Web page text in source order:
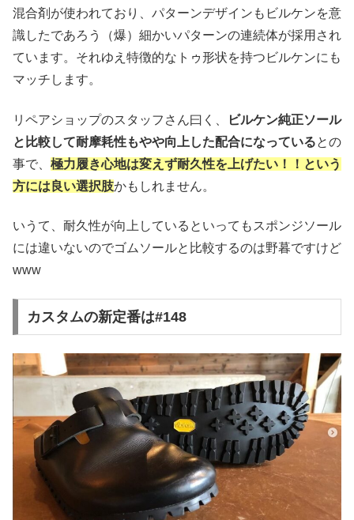
混合剤が使われており、パターンデザインもビルケンを意
識したであろう（爆）細かいパターンの連続体が採用され
ています。それゆえ特徴的なトゥ形状を持つビルケンにも
マッチします。
リペアショップのスタッフさん曰く、
ビルケン純正ソール
と比較して耐摩耗性もやや向上した配合になっているとの
事で、 極力履き心地は変えず耐久性を上げたい！！という
方には良い選択肢かもしれません。
いうて、耐久性が向上しているといってもスポンジソール
には違いないのでゴムソールと比較するのは野暮ですけど
www
カスタムの新定番は#148